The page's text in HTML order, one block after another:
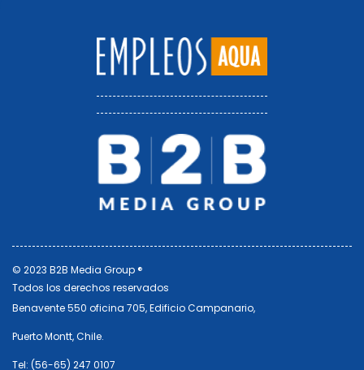
© 2023 B2B Media Group ®
Todos los derechos reservados
Benavente 550 oficina 705, Edificio Campanario,
Puerto Montt, Chile.
Tel: (56-65) 247 0107